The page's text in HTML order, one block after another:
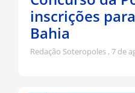
inscrições
Bahia
Redação Soteropoles 7 de